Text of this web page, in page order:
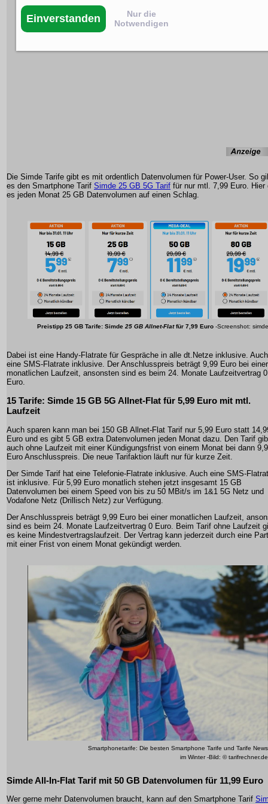
Die Simde Tarife gibt es mit ordentlich Datenvolumen für Power-User. So
es den Smartphone Tarif Simde 25 GB 5G Tarif für nur mtl. 7,99 Euro. Hier
es jeden Monat 25 GB Datenvolumen auf einen Schlag.
Preistipp 25 GB Tarife: Simde 25 GB Allnet-Flatfür 7,99 Euro -Screenshot: simde
Dabei ist eine Handy-Flatrate für Gespräche in alle dt.Netze inklusive.
eine SMS-Flatrate inklusive. Der Anschlusspreis beträgt 9,99 Euro bei einer
monatlichen Laufzeit, ansonsten sind es beim 24. Monate Laufzeitvertrag 0
Euro.
15 Tarife: Simde 15 GB 5G Allnet-Flat für 5,99 Euro mit mtl.
Laufzeit
Auch sparen kann man bei 150 GB Allnet-Flat Tarif nur 5,99 Euro statt
Euro und es gibt 5 GB extra Datenvolumen jeden Monat dazu. Den Tarif
auch ohne Laufzeit mit einer Kündigungsfrist von einem Monat bei dann
Euro Anschlusspreis. Die neue Tarifaktion läuft nur für kurze Zeit.
Der Simde Tarif hat eine Telefonie-Flatrate inklusive. Auch eine SMS-
ist inklusive. Für 5,99 Euro monatlich stehen jetzt insgesamt 15 GB
Datenvolumen bei einem Speed von bis zu 50 MBit/s im 1&1 5G Netz und
Vodafone Netz (Drillisch Netz) zur Verfügung.
Der Anschlusspreis beträgt 9,99 Euro bei einer monatlichen Laufzeit,
sind es beim 24. Monate Laufzeitvertrag 0 Euro. Beim Tarif ohne Laufzeit
es keine Mindestvertragslaufzeit. Der Vertrag kann jederzeit durch eine
mit einer Frist von einem Monat gekündigt werden.
Smartphonetarife: Die besten Smartphone Tarife und Tarife News
im Winter -Bild: © tarifrechner.de
Simde All-In-Flat Tarif mit 50 GB Datenvolumen für 11,99 Euro
Wer gerne mehr Datenvolumen braucht, kann auf den Smartphone Tarif
Einverstanden
Nur die
Notwendigen